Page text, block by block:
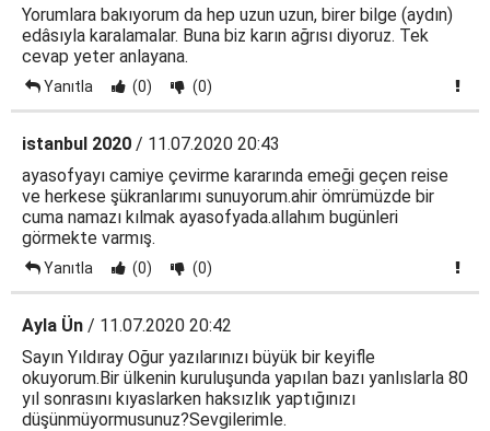
Yorumlara bakıyorum da hep uzun uzun, birer bilge (aydın)
edâsıyla karalamalar. Buna biz karın ağrısı diyoruz. Tek
cevap yeter anlayana.
Yanıtla (0) (0)
istanbul 2020 / 11.07.2020 20:43
ayasofyayı camiye çevirme kararında emeği geçen reise
ve herkese şükranlarımı sunuyorum.ahir ömrümüzde bir
cuma namazı kılmak ayasofyada.allahım bugünleri
görmekte varmış.
Yanıtla (0) (0)
Ayla Ün / 11.07.2020 20:42
Sayın Yıldıray Oğur yazılarınızı büyük bir keyifle
okuyorum.Bir ülkenin kuruluşunda yapılan bazı yanlıslarla 80
yıl sonrasını kıyaslarken haksızlık yaptığınızı
düşünmüyormusunuz?Sevgilerimle.